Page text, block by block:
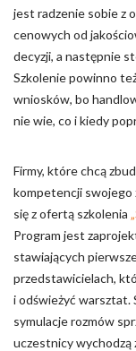
jest radzenie sobie z
cenowych od
decyzji, a następnie
Szkolenie powinno
wniosków, bo
nie wie, co i kiedy
Firmy, które chcą
kompetencji swojego
się z ofertą szkolenia
Program jest
stawiających
przedstawicielach,
i odświeżyć warsztat.
symulacje rozmów
uczestnicy wychodzą